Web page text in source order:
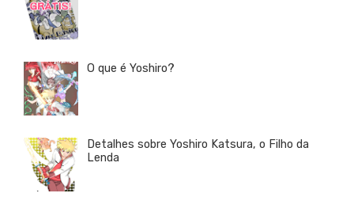
O que é Yoshiro?
Detalhes sobre Yoshiro Katsura, o Filho da
Lenda